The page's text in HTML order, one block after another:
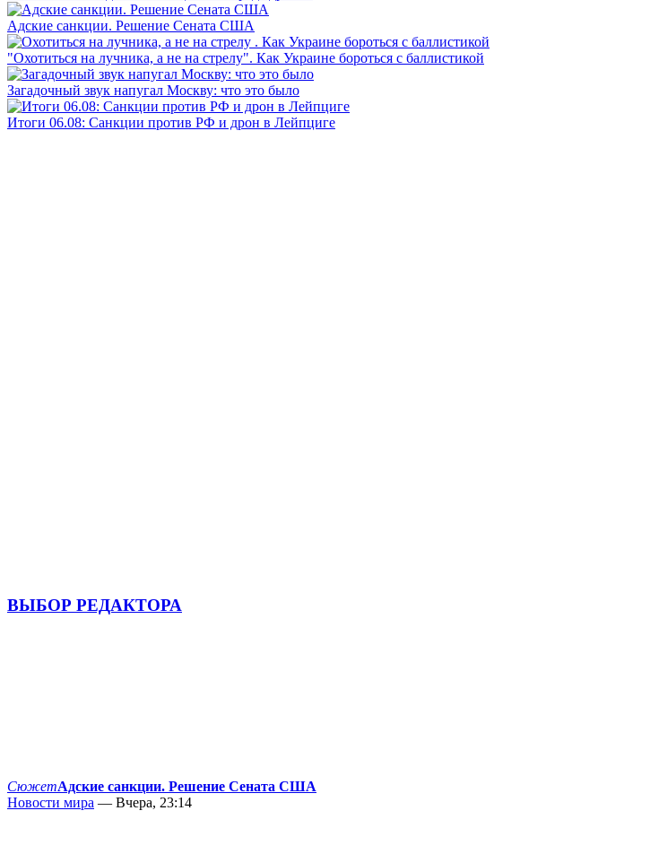
Адские санкции. Решение Сената США
"Охотиться на лучника, а не на стрелу". Как Украине бороться с баллистикой
Загадочный звук напугал Москву: что это было
Итоги 06.08: Санкции против РФ и дрон в Лейпциге
ВЫБОР РЕДАКТОРА
СюжетАдские санкции. Решение Сената США
Новости мира — Вчера, 23:14